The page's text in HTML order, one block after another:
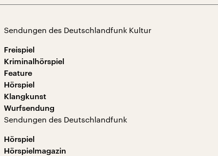
Sendungen des Deutschlandfunk Kultur
Freispiel
Kriminalhörspiel
Feature
Hörspiel
Klangkunst
Wurfsendung
Sendungen des Deutschlandfunk
Hörspiel
Hörspielmagazin